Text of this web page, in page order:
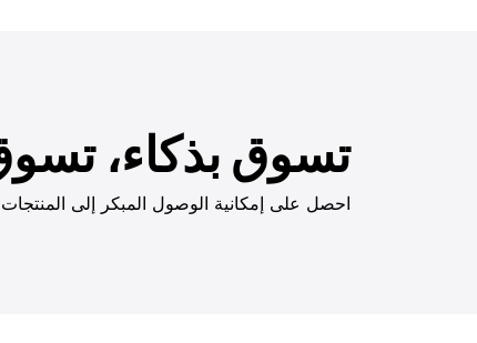
تسوق بذكاء،
احصل على إمكانية الوصول المبكر إلى